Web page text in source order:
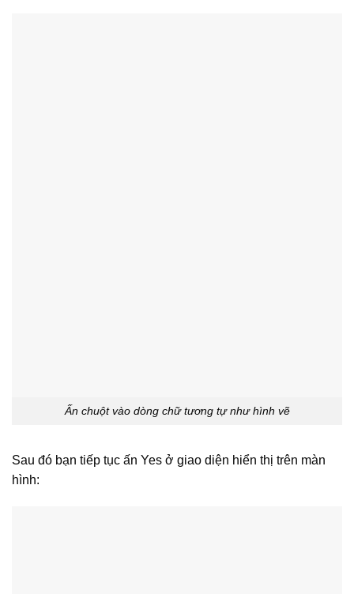
Ấn chuột vào dòng chữ tương tự như hình vẽ
Sau đó bạn tiếp tục ấn Yes ở giao diện hiển thị trên màn
hình: